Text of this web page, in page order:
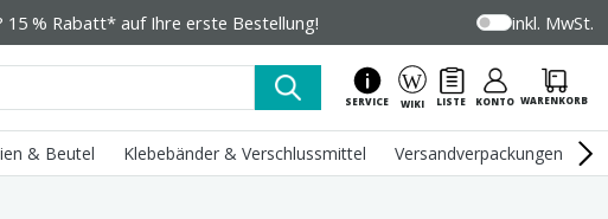
15 % Rabatt* auf Ihre erste Bestellung! inkl. MwSt.
SERVICE WIKI LISTE KONTO WARENKORB
& Beutel Klebebänder & Verschlussmittel Versandverpackungen